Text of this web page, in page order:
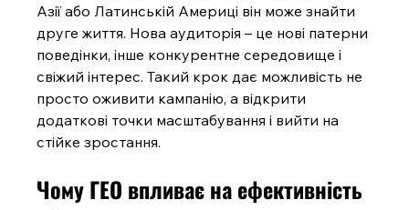
Азії або Латинській Америці він може знайти
друге життя. Нова аудиторія – це нові патерни
поведінки, інше конкурентне середовище і
свіжий інтерес. Такий крок дає можливість не
просто оживити кампанію, а відкрити
додаткові точки масштабування і вийти на
стійке зростання.
Чому ГЕО впливає на ефективність